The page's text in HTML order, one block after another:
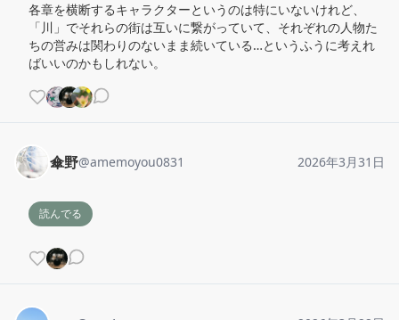
各章を横断するキャラクターというのは特にいないけれど、
「川」でそれらの街は互いに繋がっていて、それぞれの人物た
ちの営みは関わりのないまま続いている…というふうに考えれ
ばいいのかもしれない。
傘野@amemoyou0831 2026年3月31日
読んでる